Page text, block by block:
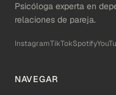
Psicóloga experta en
relaciones de pareja.
InstagramTikTokSpotify
NAVEGAR